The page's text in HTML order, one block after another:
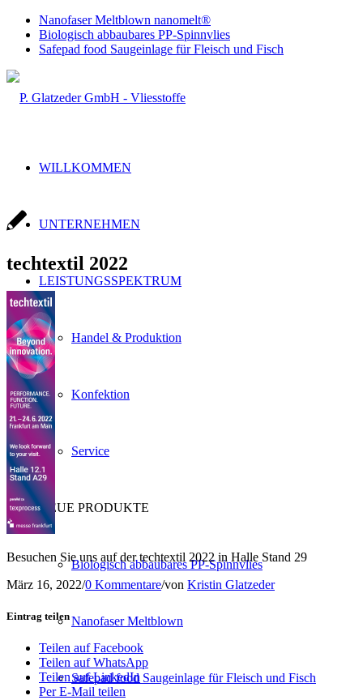
Nanofaser Meltblown nanomelt®
Biologisch abbaubares PP-Spinnvlies
Safepad food Saugeinlage für Fleisch und Fisch
WILLKOMMEN
UNTERNEHMEN
LEISTUNGSSPEKTRUM
Handel & Produktion
Konfektion
Service
NEUE PRODUKTE
Biologisch abbaubares PP-Spinnvlies
Nanofaser Meltblown
Safepad food Saugeinlage für Fleisch und Fisch
techtextil 2022
Besuchen Sie uns auf der techtextil 2022 in Halle Stand 29
März 16, 2022/0 Kommentare/von Kristin Glatzeder
Eintrag teilen
Teilen auf Facebook
Teilen auf WhatsApp
Teilen auf LinkedIn
Per E-Mail teilen